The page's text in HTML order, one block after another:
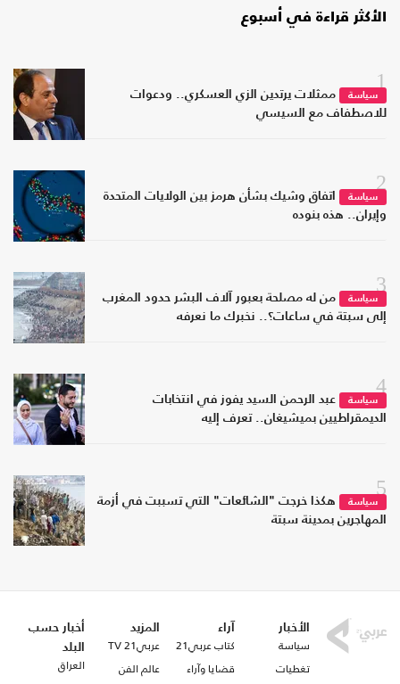
الأكثر قراءة في أسبوع
1
سياسة
ممثلات يرتدين الزي العسكري.. ودعوات
للاصطفاف مع السيسي
2
سياسة
اتفاق وشيك بشأن هرمز بين الولايات المتحدة
وإيران.. هذه بنوده
3
سياسة
من له مصلحة بعبور آلاف البشر حدود المغرب
إلى سبتة في ساعات؟.. نخبرك ما نعرفه
4
سياسة
عبد الرحمن السيد يفوز في انتخابات
الديمقراطيين بميشيغان.. تعرف إليه
5
سياسة
هكذا خرجت "الشائعات" التي تسببت في أزمة
المهاجرين بمدينة سبتة
الأخبار
سياسة
تغطيات
آراء
كتاب عربي21
قضايا وآراء
المزيد
عربي21 TV
عالم الفن
أخبار حسب
البلد
العراق